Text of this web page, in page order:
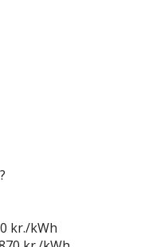
kr./kWh